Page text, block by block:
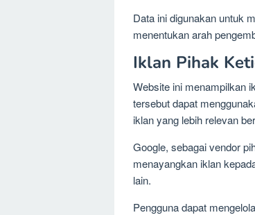
Data ini digunakan untuk
menentukan arah
Iklan Pihak
Website ini menampilkan
tersebut dapat
iklan yang lebih relevan
Google, sebagai vendor
menayangkan iklan
lain.
Pengguna dapat